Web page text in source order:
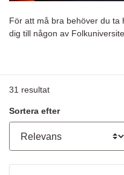
För att må bra behöver du ta
dig till någon av
31 resultat
Sortera efter